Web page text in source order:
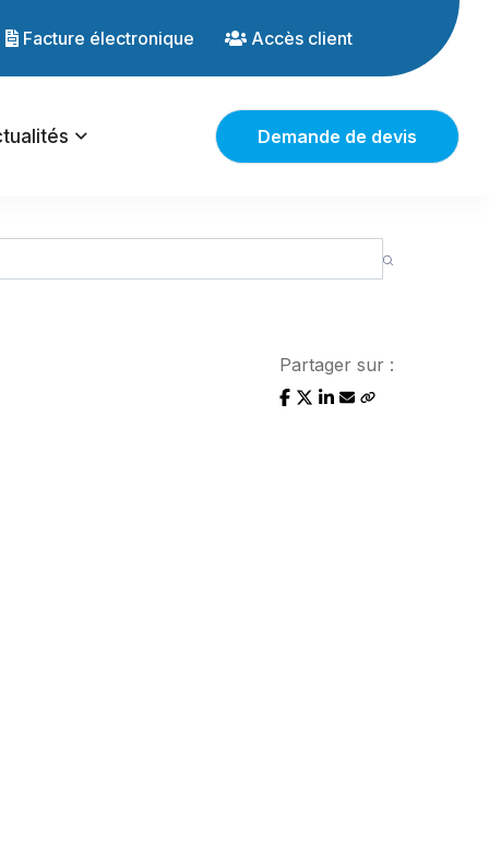
Facture électronique Accès client
Demande de devis
Partager sur :